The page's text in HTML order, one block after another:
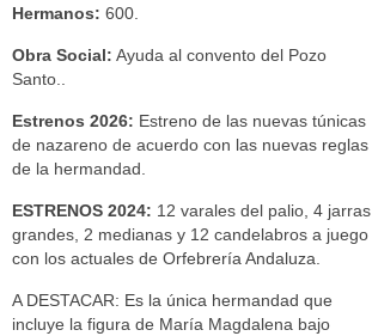
Hermanos: 600.
Obra Social: Ayuda al convento del Pozo
Santo..
Estrenos 2026: Estreno de las nuevas túnicas
de nazareno de acuerdo con las nuevas reglas
de la hermandad.
ESTRENOS 2024: 12 varales del palio, 4 jarras
grandes, 2 medianas y 12 candelabros a juego
con los actuales de Orfebrería Andaluza.
A DESTACAR: Es la única hermandad que
incluye la figura de María Magdalena bajo